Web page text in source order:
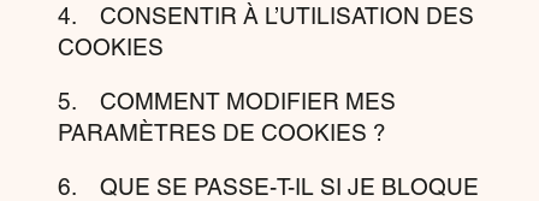
4. CONSENTIR À L’UTILISATION DES
COOKIES
5. COMMENT MODIFIER MES
PARAMÈTRES DE COOKIES ?
6. QUE SE PASSE-T-IL SI JE BLOQUE